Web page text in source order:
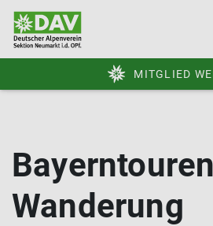
MITGLIED
Wanderung